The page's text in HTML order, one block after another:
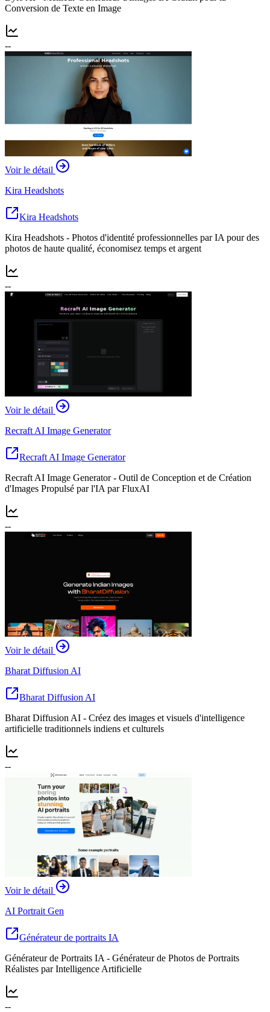
Conversion de Texte en Image
--
Voir le détail
Kira Headshots
Kira Headshots
Kira Headshots - Photos d'identité professionnelles par IA pour des
photos de haute qualité, économisez temps et argent
--
Voir le détail
Recraft AI Image Generator
Recraft AI Image Generator
Recraft AI Image Generator - Outil de Conception et de Création
d'Images Propulsé par l'IA par FluxAI
--
Voir le détail
Bharat Diffusion AI
Bharat Diffusion AI
Bharat Diffusion AI - Créez des images et visuels d'intelligence
artificielle traditionnels indiens et culturels
--
Voir le détail
AI Portrait Gen
Générateur de portraits IA
Générateur de Portraits IA - Générateur de Photos de Portraits
Réalistes par Intelligence Artificielle
--